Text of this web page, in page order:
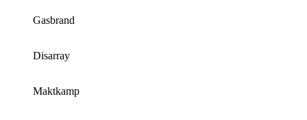
Gasbrand
Disarray
Maktkamp